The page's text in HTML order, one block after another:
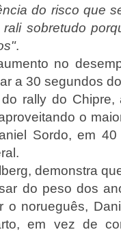
do risco que
sobretudo
.
no
a 30 segundos
rally do Chipre,
o
Sordo, em 40
demonstra
do peso dos
o norueguês,
em vez de